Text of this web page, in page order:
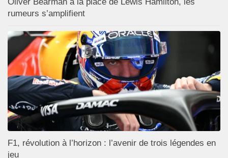
rumeurs s’amplifient
F1, révolution à l’horizon : l’avenir de trois légendes en
jeu